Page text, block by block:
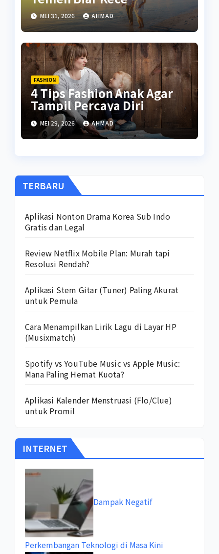
MEI 31, 2026 AHMAD
FASHION
4 Tips Fashion Anak Agar
Tampil Percaya Diri
MEI 29, 2026 AHMAD
TERBARU
Aplikasi Nonton Drama Korea Sub Indo
Gratis dan Legal
Review Netflix Mobile Plan: Murah tapi
Resolusi Rendah?
Aplikasi Stem Gitar (Tuner) Paling Akurat
untuk Pemula
Cara Menampilkan Lirik Lagu di Layar HP
(Musixmatch)
Spotify vs YouTube Music vs Apple Music:
Mana Paling Hemat Kuota?
Aplikasi Kalender Menstruasi (Flo/Clue)
untuk Promil
INTERNET
Dampak Negatif
Perkembangan Teknologi di Masa Kini